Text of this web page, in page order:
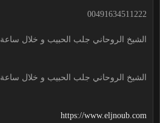
00491634511222
الشيخ الروحاني جلب الحبيب و خلال ساعة
الشيخ الروحاني جلب الحبيب و خلال ساعة
https://www.eljnoub.com